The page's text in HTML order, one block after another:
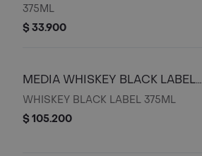
375ML
$ 33.900
MEDIA WHISKEY BLACK LABEL
375ML
WHISKEY BLACK LABEL 375ML
$ 105.200